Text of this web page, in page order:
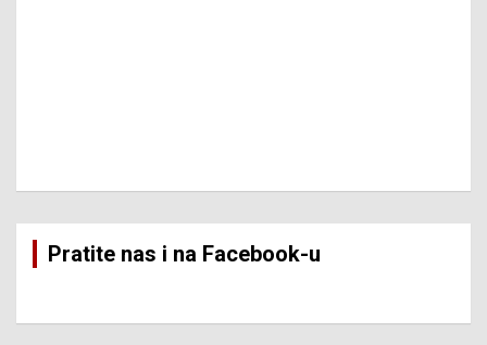
Pratite nas i na Facebook-u